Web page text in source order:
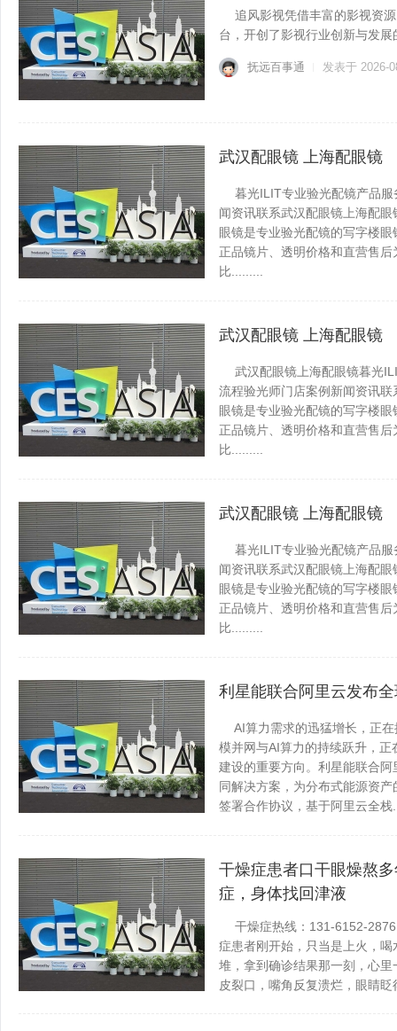
追风影视凭借丰富的影视资源
台，开创了影视行业创新与发
抚远百事通 发表于 2026-
武汉配眼镜 上海配眼镜
暮光ILIT专业验光配镜产品服
闻资讯联系武汉配眼镜上海配
眼镜是专业验光配镜的写字楼
正品镜片、透明价格和直营售
比.........
武汉配眼镜 上海配眼镜
武汉配眼镜上海配眼镜暮光
流程验光师门店案例新闻资讯
眼镜是专业验光配镜的写字楼
正品镜片、透明价格和直营售
比.........
武汉配眼镜 上海配眼镜
暮光ILIT专业验光配镜产品服
闻资讯联系武汉配眼镜上海配
眼镜是专业验光配镜的写字楼
正品镜片、透明价格和直营售
比.........
利星能联合阿里云发布
AI算力需求的迅猛增长，正在
模并网与AI算力的持续跃升，
建设的重要方向。利星能联合
同解决方案，为分布式能源资
签署合作协议，基于阿里云全栈
干燥症患者口干眼燥熬
症，身体找回津液
干燥症热线：131-6152-2876
症患者刚开始，只当是上火，
堆，拿到确诊结果那一刻，心
皮裂口，嘴角反复溃烂，眼睛